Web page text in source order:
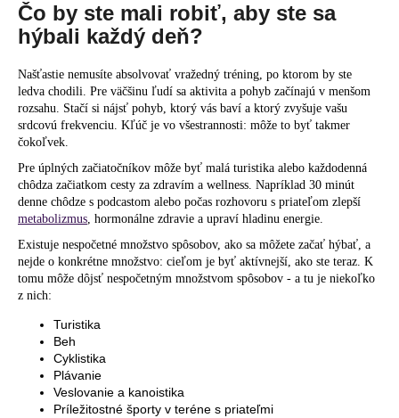
Čo by ste mali robiť, aby ste sa
hýbali každý deň?
Našťastie nemusíte absolvovať vražedný tréning, po ktorom by ste
ledva chodili. Pre väčšinu ľudí sa aktivita a pohyb začínajú v menšom
rozsahu. Stačí si nájsť pohyb, ktorý vás baví a ktorý zvyšuje vašu
srdcovú frekvenciu. Kľúč je vo všestrannosti: môže to byť takmer
čokoľvek.
Pre úplných začiatočníkov môže byť malá turistika alebo každodenná
chôdza začiatkom cesty za zdravím a wellness. Napríklad 30 minút
denne chôdze s podcastom alebo počas rozhovoru s priateľom zlepší
metabolizmus , hormonálne zdravie a upraví hladinu energie.
Existuje nespočetné množstvo spôsobov, ako sa môžete začať hýbať, a
nejde o konkrétne množstvo: cieľom je byť aktívnejší, ako ste teraz. K
tomu môže dôjsť nespočetným množstvom spôsobov - a tu je niekoľko
z nich:
Turistika
Beh
Cyklistika
Plávanie
Veslovanie a kanoistika
Príležitostné športy v teréne s priateľmi
o
r
č
a
m
e